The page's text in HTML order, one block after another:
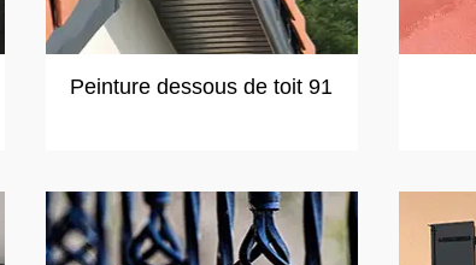
Peinture dessous de toit 91